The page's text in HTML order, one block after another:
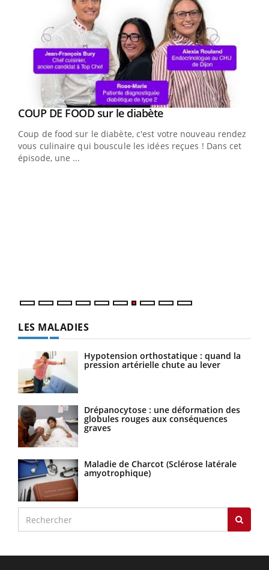
Youtube
COUP DE FOOD sur le diabèteYoutube
Coup de food sur le diabète, c'est votre nouveau rendez-
vous culinaire qui bouscule les idées reçues ! Dans cet
épisode, une ...
LES MALADIES
Hypotension orthostatique : quand la
pression artérielle chute au lever
Drépanocytose : une déformation des
globules rouges aux conséquences
graves
Maladie de Charcot (Sclérose latérale
amyotrophique)